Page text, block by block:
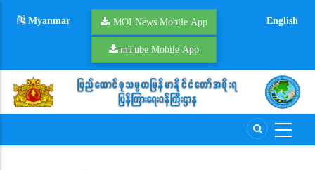
Myanmar MOI News Mobile App
mTube Mobile App
English